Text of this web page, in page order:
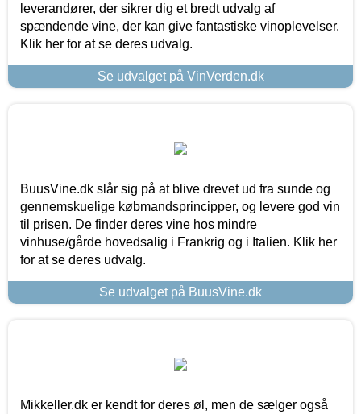
leverandører, der sikrer dig et bredt udvalg af
spændende vine, der kan give fantastiske vinoplevelser.
Klik her for at se deres udvalg.
Se udvalget på VinVerden.dk
BuusVine.dk slår sig på at blive drevet ud fra sunde og
gennemskuelige købmandsprincipper, og levere god vin
til prisen. De finder deres vine hos mindre
vinhuse/gårde hovedsalig i Frankrig og i Italien. Klik her
for at se deres udvalg.
Se udvalget på BuusVine.dk
Mikkeller.dk er kendt for deres øl, men de sælger også